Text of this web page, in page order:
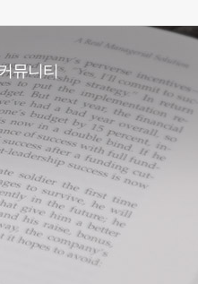
뮤니티
지사항
용게시판
지관일정
토갤러리
라인특별강좌
론속복지관